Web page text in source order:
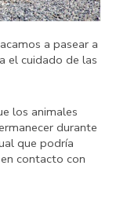
a pasear a
el cuidado de las
los animales
durante
que podría
contacto con